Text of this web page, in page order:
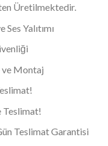
Üretilmektedir.
Yalıtımı
Montaj
Teslimat!
Teslimat Garantisi